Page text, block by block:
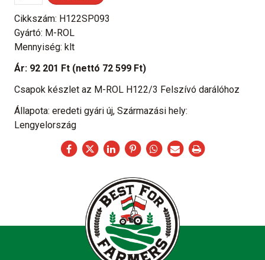
Cikkszám: H122SP093
Gyártó: M-ROL
Mennyiség: klt
Ár: 92 201 Ft (nettó 72 599 Ft)
Csapok készlet az M-ROL H122/3 Felszívó darálóhoz
Állapota: eredeti gyári új, Származási hely:
Lengyelország